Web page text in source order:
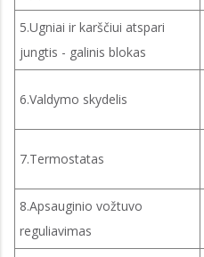
5.Ugniai ir karščiui atspari
jungtis - galinis blokas
6.Valdymo skydelis
7.Termostatas
8.Apsauginio vožtuvo
reguliavimas